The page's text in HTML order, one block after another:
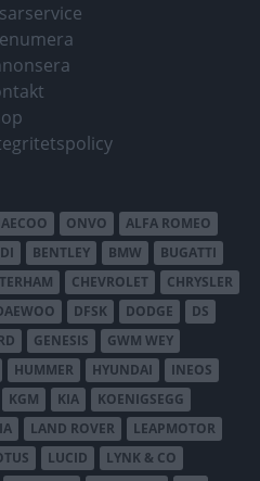
ONVO
ALFA ROMEO
BENTLEY BMW
BUGATTI
CHEVROLET
CHRYSLER
DFSK DODGE
DS
GENESIS
GWM WEY
HUMMER HYUNDAI
INEOS
KGM KIA
KOENIGSEGG
LAND ROVER
LEAPMOTOR
LUCID
LYNK & CO